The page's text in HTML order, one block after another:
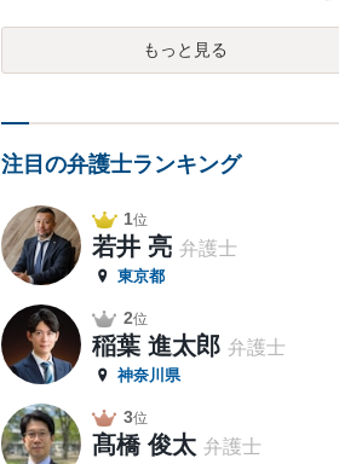
もっと見る
注目の弁護士ランキング
1位
若井 亮 弁護士
東京都
2位
稲葉 進太郎 弁護士
神奈川県
3位
髙橋 俊太 弁護士